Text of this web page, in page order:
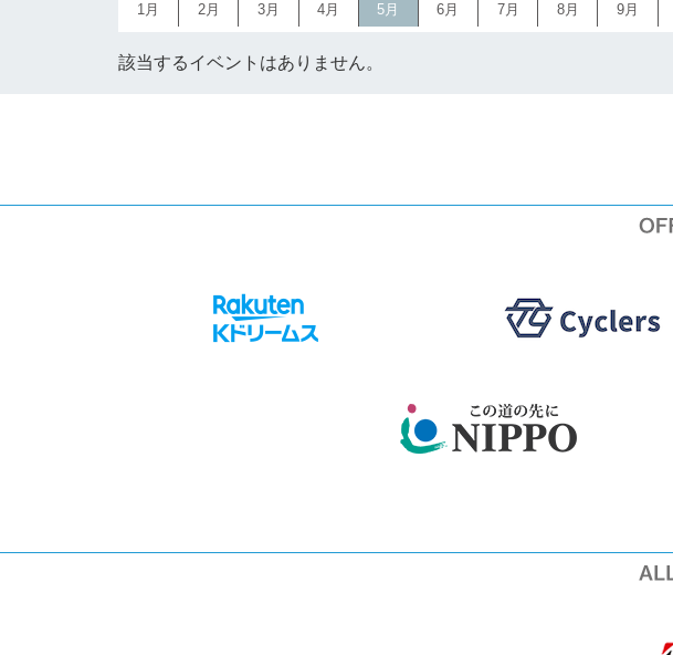
1月 2月 3月 4月 5月 6月 7月 8月 9月
該当するイベントはありません。